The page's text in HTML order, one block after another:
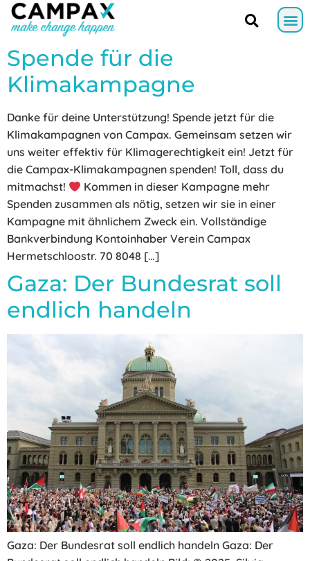
Spende für die
Klimakampagne
Danke für deine Unterstützung! Spende jetzt für die
Klimakampagnen von Campax. Gemeinsam setzen wir
uns weiter effektiv für Klimagerechtigkeit ein! Jetzt für
die Campax-Klimakampagnen spenden! Toll, dass du
mitmachst!
Kommen in dieser Kampagne mehr
Spenden zusammen als nötig, setzen wir sie in einer
Kampagne mit ähnlichem Zweck ein. Vollständige
Bankverbindung Kontoinhaber Verein Campax
Hermetschloostr. 70 8048 […]
Gaza: Der Bundesrat soll
endlich handeln
Gaza: Der Bundesrat soll endlich handeln Gaza: Der